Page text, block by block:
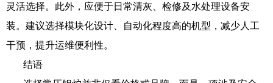
灵活选择。此外，应便于日常清灰、检修及水处理设备安
装。建议选择模块化设计、自动化程度高的机型，减少人工
干预，提升运维便利性。
结语